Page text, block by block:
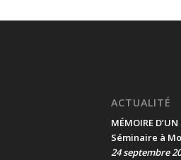
ACTUALITÉ
MÉMOIRE
Séminaire à
24 septembre